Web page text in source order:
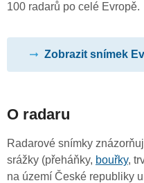
100 radarů po celé Evropě.
Zobrazit snímek
O radaru
Radarové snímky
srážky (přeháňky, bouřky,
na území České republiky